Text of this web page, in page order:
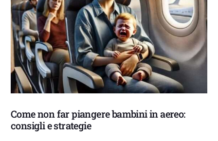
Come non far piangere bambini in aereo:
consigli e strategie